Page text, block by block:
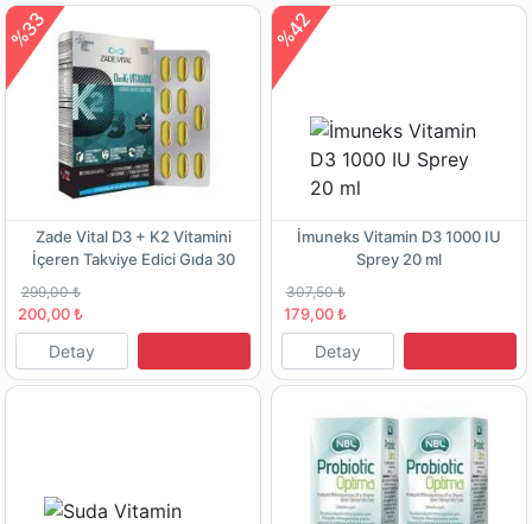
%33
Zade Vital D3 + K2 Vitamini
İçeren Takviye Edici Gıda 30
299,00 ₺
200,00 ₺
Detay
%42
İmuneks Vitamin D3 1000 IU
Sprey 20 ml
307,50 ₺
179,00 ₺
Detay